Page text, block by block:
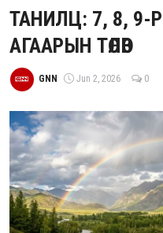
Нийгэм
Энтертайнмент
Live
Гадаад мэдээ
People
ТАНИЛЦ: 7, 8, 9-
АГААРЫН ТӨЛӨВ
GNN Jun 2, 2026 0